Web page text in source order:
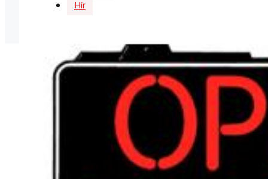
Hír